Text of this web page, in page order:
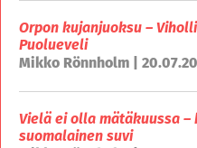
Orpon kujanjuoksu –
Puolueveli
Mikko Rönnholm |
Vielä ei olla mätäkuussa –
suomalainen suvi